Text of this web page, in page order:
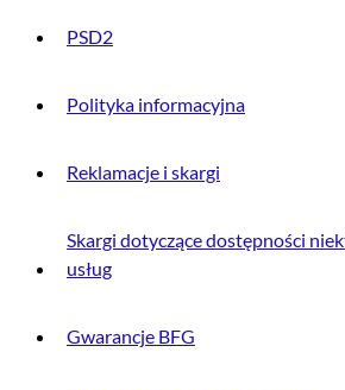
PSD2
Polityka informacyjna
Reklamacje i skargi
Skargi dotyczące dostępności
usług
Gwarancje BFG